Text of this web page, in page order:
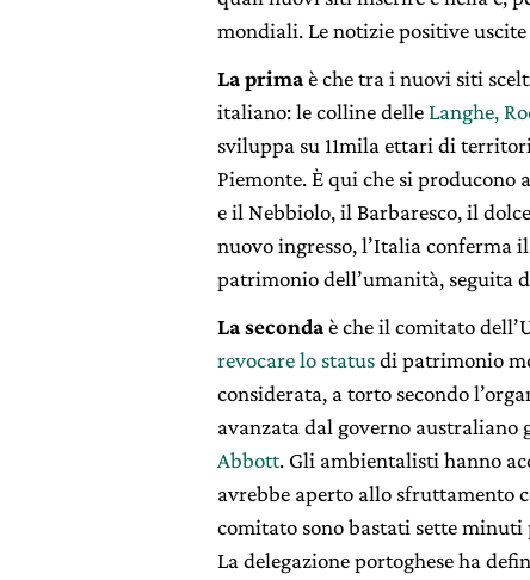
mondiali. Le notizie positive uscite
La primaè che tra i nuovi siti
italiano: le colline delle Langhe,
sviluppa su 11mila ettari di
Piemonte. È qui che si
e il Nebbiolo, il Barbaresco, il
nuovo ingresso, l’Italia conferma
patrimonio dell’umanità, seguita
La secondaè che il comitato
revocare lo statusdi patrimonio
considerata, a torto secondo
avanzata dal governo australiano
Abbott. Gli ambientalisti hanno
avrebbe aperto allo sfruttamento
comitato sono bastati sette
La delegazione portoghese ha